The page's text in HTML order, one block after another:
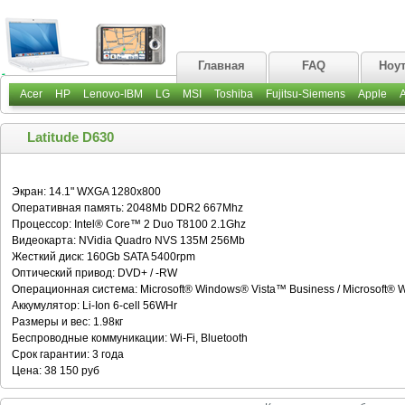
Главная FAQ
Acer HP Lenovo-IBM LG MSI Toshiba Fujitsu-Siemens Apple
Latitude D630
Экран: 14.1" WXGA 1280x800
Оперативная память: 2048Mb DDR2 667Mhz
Процессор: Intel® Core™ 2 Duo T8100 2.1Ghz
Видеокарта: NVidia Quadro NVS 135M 256Mb
Жесткий диск: 160Gb SATA 5400rpm
Оптический привод: DVD+ / -RW
Операционная система: Microsoft® Windows® Vista™ Business / Microsoft®
Аккумулятор: Li-Ion 6-cell 56WHr
Размеры и вес: 1.98кг
Беспроводные коммуникации: Wi-Fi, Bluetooth
Срок гарантии: 3 года
Цена: 38 150 руб